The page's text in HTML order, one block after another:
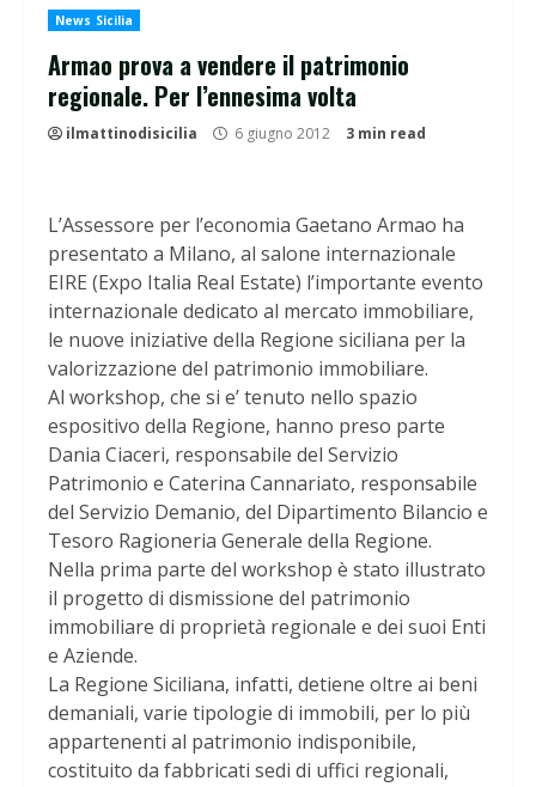
News Sicilia
Armao prova a vendere il patrimonio
regionale. Per l’ennesima volta
ilmattinodisicilia 6 giugno 2012 3 min read
L’Assessore per l’economia Gaetano Armao ha
presentato a Milano, al salone internazionale
EIRE (Expo Italia Real Estate) l’importante evento
internazionale dedicato al mercato immobiliare,
le nuove iniziative della Regione siciliana per la
valorizzazione del patrimonio immobiliare.
Al workshop, che si e’ tenuto nello spazio
espositivo della Regione, hanno preso parte
Dania Ciaceri, responsabile del Servizio
Patrimonio e Caterina Cannariato, responsabile
del Servizio Demanio, del Dipartimento Bilancio e
Tesoro Ragioneria Generale della Regione.
Nella prima parte del workshop è stato illustrato
il progetto di dismissione del patrimonio
immobiliare di proprietà regionale e dei suoi Enti
e Aziende.
La Regione Siciliana, infatti, detiene oltre ai beni
demaniali, varie tipologie di immobili, per lo più
appartenenti al patrimonio indisponibile,
costituito da fabbricati sedi di uffici regionali,